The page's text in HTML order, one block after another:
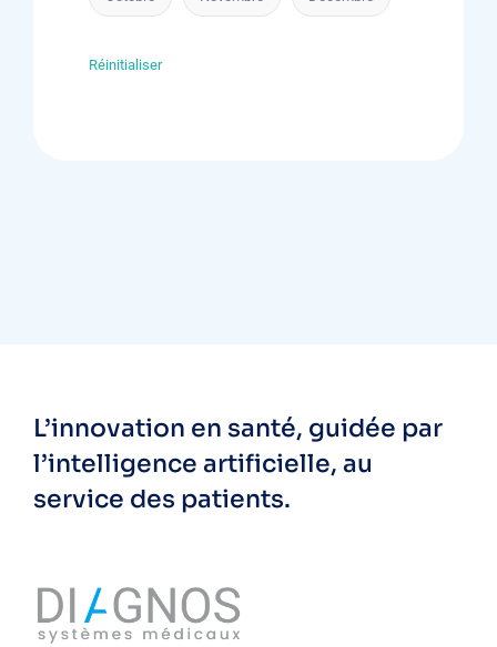
Réinitialiser
L’innovation en santé, guidée par
l’intelligence artificielle, au
service des patients.